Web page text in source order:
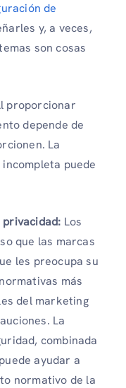
de
y, a veces,
son cosas
proporcionar
depende de
La
puede
privacidad: Los
que las marcas
les preocupa su
más
del marketing
La
combinada
ayudar a
normativo de la